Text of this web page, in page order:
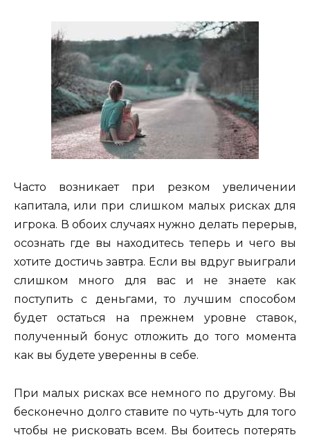
Часто возникает при резком увеличении
капитала, или при слишком малых рисках для
игрока. В обоих случаях нужно делать перерыв,
осознать где вы находитесь теперь и чего вы
хотите достичь завтра. Если вы вдруг выиграли
слишком много для вас и не знаете как
поступить с деньгами, то лучшим способом
будет остаться на прежнем уровне ставок,
полученный бонус отложить до того момента
как вы будете уверенны в себе.
При малых рисках все немного по другому. Вы
бесконечно долго ставите по чуть-чуть для того
чтобы не рисковать всем. Вы боитесь потерять